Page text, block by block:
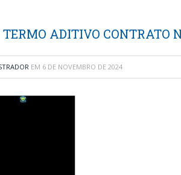
TERMO ADITIVO CONTRATO
EM 6 DE NOVEMBRO DE 2024